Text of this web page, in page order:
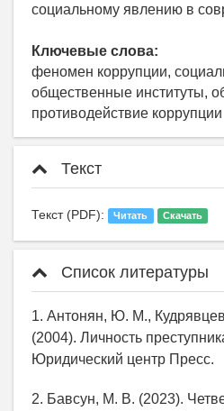
социальному явлению в
Ключевые слова:
феномен коррупции,
общественные институты,
противодействие коррупции
Текст
Текст (PDF): Читать Скачать
Список литературы
1. Антонян, Ю. М.,
(2004). Личность
Юридический центр Пресс.
2. Бавсун, М. В. (2023).